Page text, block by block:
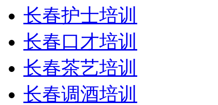
长春护士培训
长春口才培训
长春茶艺培训
长春调酒培训